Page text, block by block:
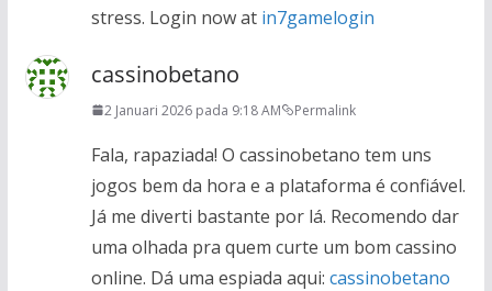
stress. Login now at in7gamelogin
cassinobetano
2 Januari 2026 pada 9:18 AM Permalink
Fala, rapaziada! O cassinobetano tem uns
jogos bem da hora e a plataforma é confiável.
Já me diverti bastante por lá. Recomendo dar
uma olhada pra quem curte um bom cassino
online. Dá uma espiada aqui: cassinobetano